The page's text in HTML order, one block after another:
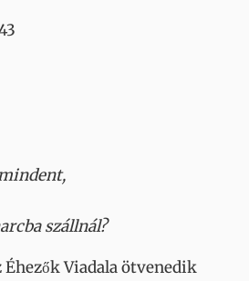
szállnál?
Viadala ötvenedik